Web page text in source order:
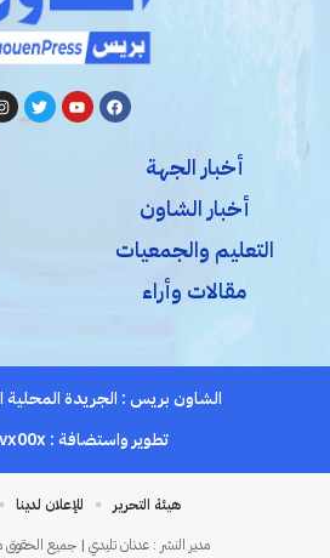
أخبار الجهة
أخبار الشاون
التعليم والجمعيات
مقالات وأراء
الشاون بريس : الجريدة المحلية
تطوير واستضافة :
مدير النشر : عدنان تليدي | جميع الحقوق
هيئة التحرير للإعلان لدينا